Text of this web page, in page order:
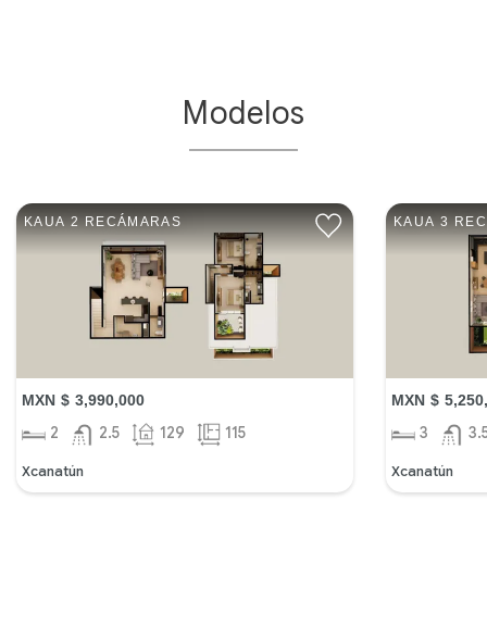
Modelos
KAUA 2 RECÁMARAS
MXN $ 3,990,000
2 2.5 129 115
Xcanatún
KAUA 3
MXN $
3
Xcanatún